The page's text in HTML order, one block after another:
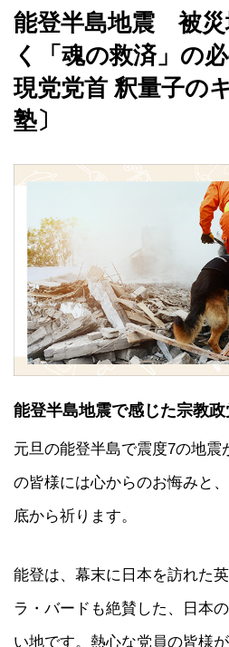
能登半島地震 被災
く「魂の救済」の
現党党首 釈量子の
塾〕
能登半島地震で感じた宗教
元旦の能登半島で震度7の地
の皆様には心からのお悔みと
底から祈ります。
能登は、幕末に日本を訪れた
ラ・バードも絶賛した、日本
い地です。熱心な党員の皆様